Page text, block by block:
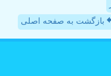
بازگشت به صفحه اصلی